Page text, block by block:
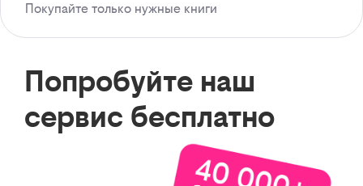
Покупайте только нужные книги
Попробуйте наш
сервис бесплатно